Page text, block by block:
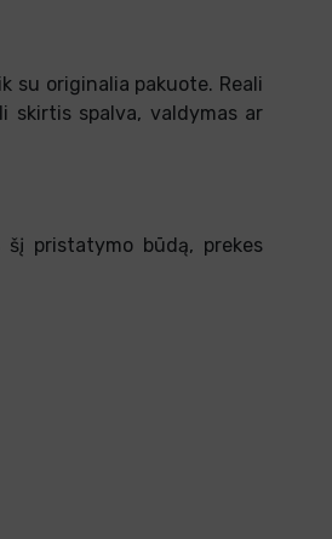
su originalia pakuote. Reali
skirtis spalva, valdymas ar
pristatymo būdą, prekes